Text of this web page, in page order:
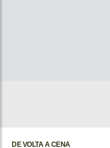
DE VOLTA A CENA